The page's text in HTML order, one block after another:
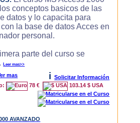
conceptos basicos de las
datos y lo capacita para
la base de datos Acces en
personal.
parte del curso se
Leer mas>>
mas i
Solicitar Información
78 € 103.14 $ USA
AVANZADO